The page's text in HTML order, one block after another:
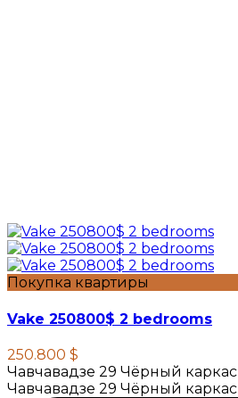
Покупка квартиры
Vake 250800$ 2 bedrooms
250.800 $
Чавчавадзе 29 Чёрный каркас
Чавчавадзе 29 Чёрный каркас